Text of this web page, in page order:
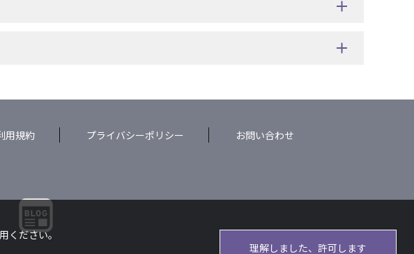
用規約 プライバシーポリシー お問い合わせ
ださい。
理解しました、許可します